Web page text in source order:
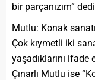
bir parçanızım”
Mutlu: Konak
Çok kıymetli iki
yaşadıklarını
Çınarlı Mutlu ise